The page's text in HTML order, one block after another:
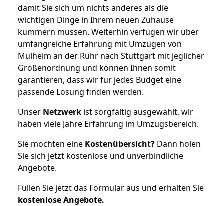
damit Sie sich um nichts anderes als die
wichtigen Dinge in Ihrem neuen Zuhause
kümmern müssen. Weiterhin verfügen wir über
umfangreiche Erfahrung mit Umzügen von
Mülheim an der Ruhr nach Stuttgart mit jeglicher
Größenordnung und können Ihnen somit
garantieren, dass wir für jedes Budget eine
passende Lösung finden werden.
Unser Netzwerk ist sorgfältig ausgewählt, wir
haben viele Jahre Erfahrung im Umzugsbereich.
Sie möchten eine Kostenübersicht? Dann holen
Sie sich jetzt kostenlose und unverbindliche
Angebote.
Füllen Sie jetzt das Formular aus und erhalten Sie
kostenloseAngebote.